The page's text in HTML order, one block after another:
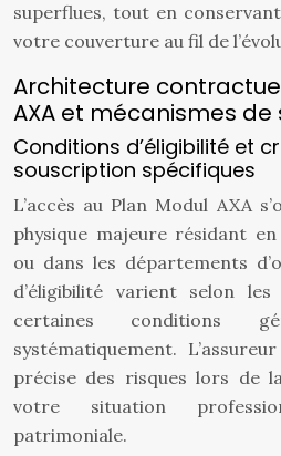
superflues, tout en
votre couverture au fil de
Architecture
AXA et mécanismes
Conditions d’éligibilité et
souscription spécifiques
L’accès au Plan Modul AXA
physique majeure résidant
ou dans les départements
d’éligibilité varient selon
certaines conditions
systématiquement.
précise des risques lors de
votre situation
patrimoniale.